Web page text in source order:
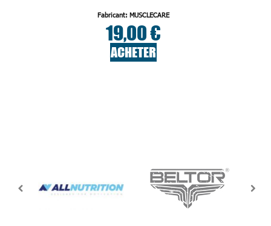
Fabricant: MUSCLECARE
19,00 €
ACHETER